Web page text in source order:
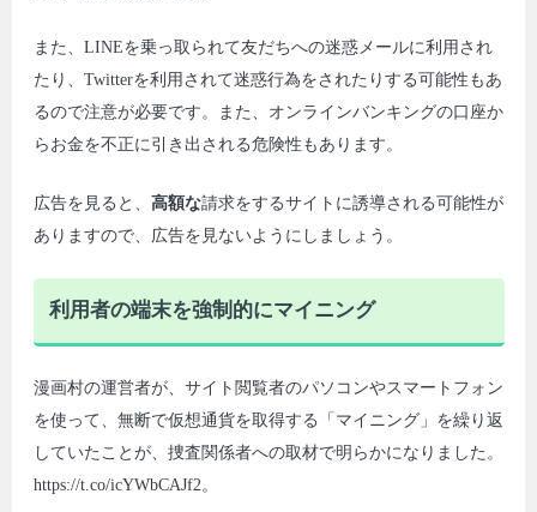
また、LINEを乗っ取られて友だちへの迷惑メールに利用され
たり、Twitterを利用されて迷惑行為をされたりする可能性もあ
るので注意が必要です。また、オンラインバンキングの口座か
らお金を不正に引き出される危険性もあります。
広告を見ると、 高額な請求をするサイトに誘導される可能性が
ありますので、広告を見ないようにしましょう。
利用者の端末を強制的にマイニング
漫画村の運営者が、サイト閲覧者のパソコンやスマートフォン
を使って、無断で仮想通貨を取得する「マイニング」を繰り返
していたことが、捜査関係者への取材で明らかになりました。
https://t.co/icYWbCAJf2。